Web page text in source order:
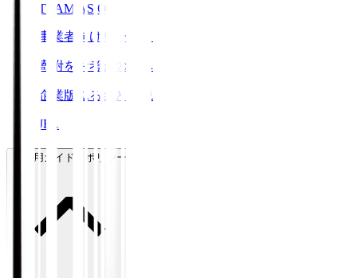
TEAM AS ONE
事業者向けサービス
寄附をお考えの方へ
企業版ふるさと納税
JFA
ご利用ガイド・ポリシー